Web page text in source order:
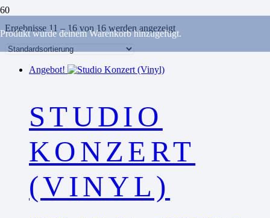
Produktwurde deinem Warenkorb hinzugefügt.
Ergebnisse 11 – 16 von 16 werden angezeigt
Angebot!
STUDIO
KONZERT
(VINYL)